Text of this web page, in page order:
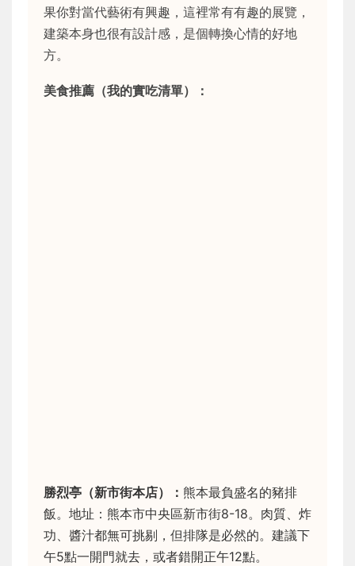
果你對當代藝術有興趣，這裡常有有趣的展覽，
建築本身也很有設計感，是個轉換心情的好地
方。
美食推薦（我的實吃清單）：
勝烈亭（新市街本店）： 熊本最負盛名的豬排
飯。地址：熊本市中央區新市街8-18。肉質、炸
功、醬汁都無可挑剔，但排隊是必然的。建議下
午5點一開門就去，或者錯開正午12點。